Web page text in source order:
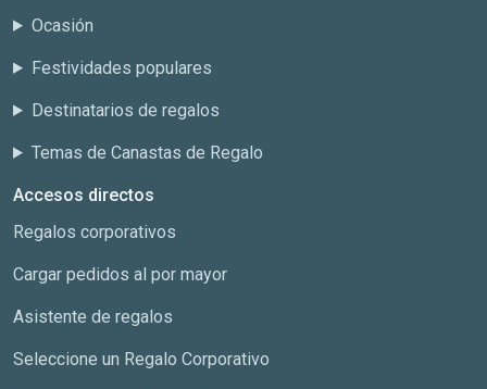
Ocasión
Festividades populares
Destinatarios de regalos
Temas de Canastas de Regalo
Accesos directos
Regalos corporativos
Cargar pedidos al por mayor
Asistente de regalos
Seleccione un Regalo Corporativo